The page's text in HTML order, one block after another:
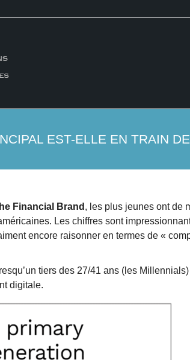
EST-ELLE EN TRAIN
Financial Brand , les plus jeunes ont de
Les chiffres sont
encore raisonner en termes de «
tiers des 27/41 ans (les
digitale.